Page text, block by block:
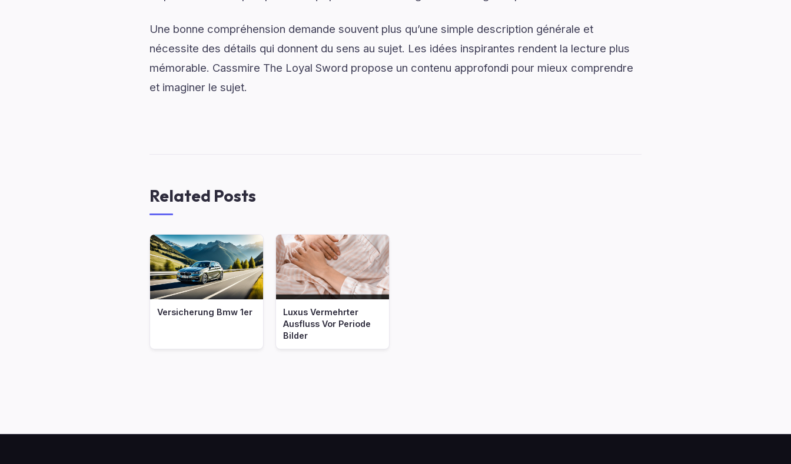
Une bonne compréhension demande souvent plus qu’une simple description générale et
nécessite des détails qui donnent du sens au sujet. Les idées inspirantes rendent la lecture plus
mémorable. Cassmire The Loyal Sword propose un contenu approfondi pour mieux comprendre
et imaginer le sujet.
Related Posts
Versicherung Bmw 1er
Luxus Vermehrter
Ausfluss Vor Periode
Bilder